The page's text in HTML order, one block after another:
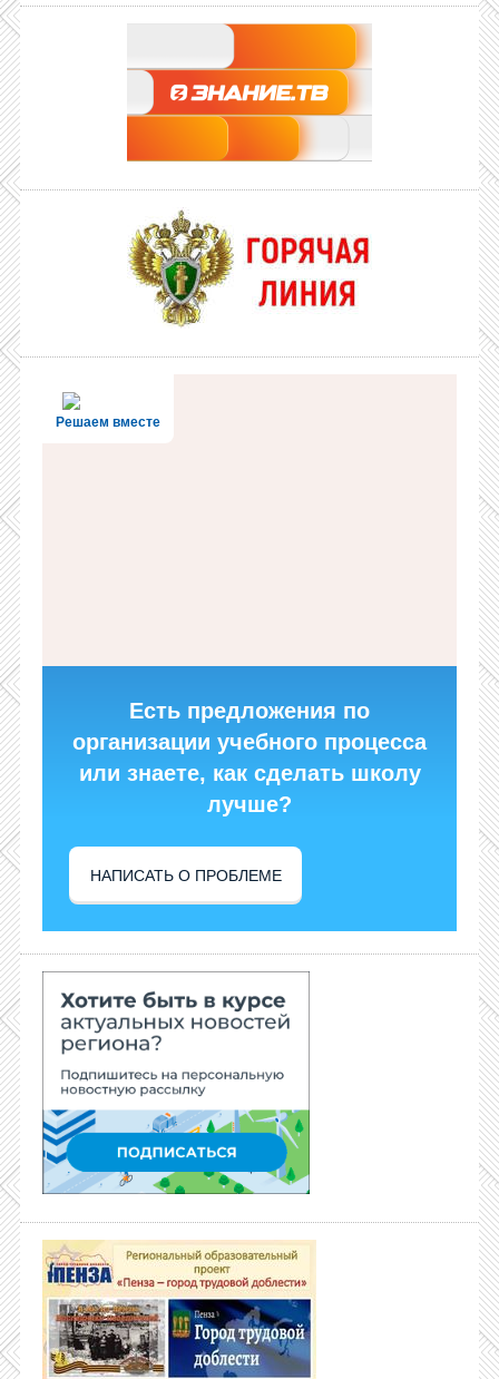
Решаем вместе
Есть предложения по
организации учебного процесса
или знаете, как сделать школу
лучше?
НАПИСАТЬ О ПРОБЛЕМЕ